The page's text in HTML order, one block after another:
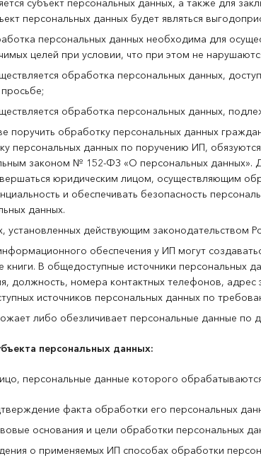
субъект персональных данных, а также для
персональных данных будет являться
персональных данных необходима для
целей при условии, что при этом не
обработка персональных данных,
обработка персональных данных,
поручить обработку персональных данных
персональных данных по поручению ИП,
законом № 152-ФЗ «О персональных данных».
юридическим лицом, осуществляющим
и обеспечивать безопасность
данных.
установленных действующим законодательством
обеспечения у ИП могут
книги. В общедоступные источники персональных
должность, номера контактных телефонов,
источников персональных данных по
либо обезличивает персональные данные по
персональных данных:
персональные данные которого
факта обработки его персональных
основания и цели обработки персональных
о применяемых ИП способах обработки